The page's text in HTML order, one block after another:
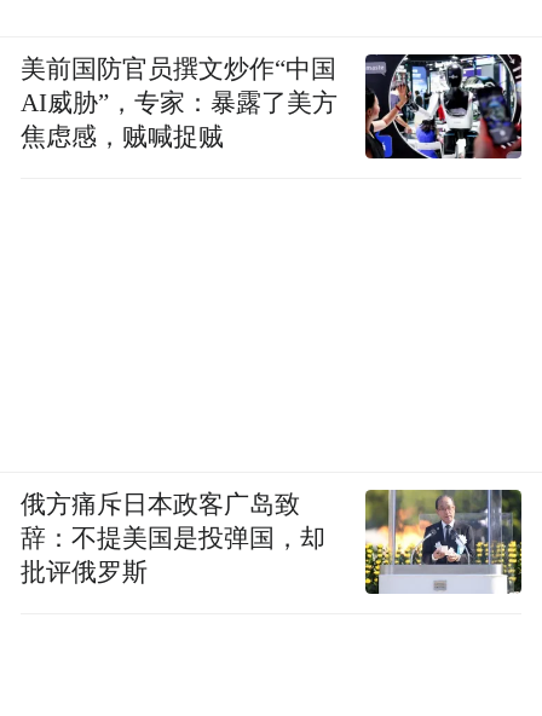
美前国防官员撰文炒作“中国
AI威胁”，专家：暴露了美方
焦虑感，贼喊捉贼
俄方痛斥日本政客广岛致
辞：不提美国是投弹国，却
批评俄罗斯